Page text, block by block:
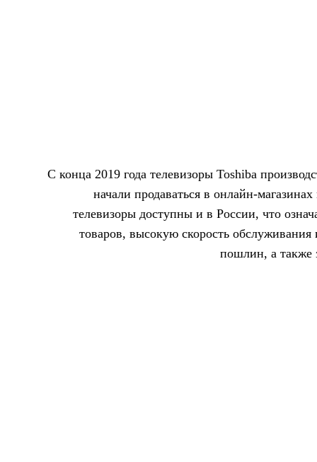
С конца 2019 года телевизоры Toshiba
начали продаваться в онлайн-
телевизоры доступны и в России, что
товаров, высокую скорость обслуживания
пошлин, а также